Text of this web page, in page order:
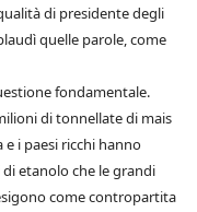
di presidente degli
quelle parole, come
fondamentale.
di tonnellate di mais
i paesi ricchi hanno
etanolo che le grandi
come contropartita